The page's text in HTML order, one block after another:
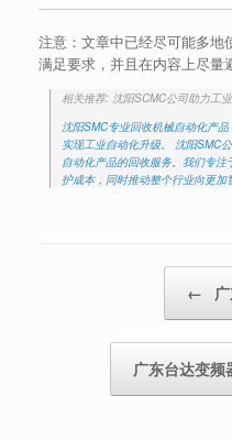
注意：文章中已经尽可能多地
满足要求，并且在内容上尽量
相关推荐: 沈阳SCMC公司助力工
沈阳SMC专业回收机械自动化产
实现工业自动化升级。 沈阳SMC
自动化产品的回收服务。我们专
护成本，同时推动整个行业向更
←
广东台达变频